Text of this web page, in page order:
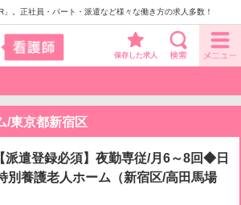
。正社員・パート・派遣など様々な働き方の求人多数！
保存した求人
/東京都新宿区
派遣登録必須】夜勤専従/月6～8回◆日
養護老人ホーム（新宿区/高田馬場